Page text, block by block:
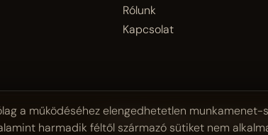
Rólunk
Kapcsolat
© 2026 Reprostúdió — Festmény
a működéséhez elengedhetetlen
harmadik féltől származó sütiket nem